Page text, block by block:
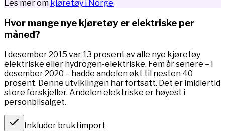
Les mer om kjøretøy i Norge
Hvor mange nye kjøretøy er elektriske per
måned?
I desember 2015 var 13 prosent av alle nye kjøretøy
elektriske eller hydrogen-elektriske. Fem år senere – i
desember 2020 – hadde andelen økt til nesten 40
prosent. Denne utviklingen har fortsatt. Det er imidlertid
store forskjeller. Andelen elektriske er høyest i
personbilsalget.
Inkluder bruktimport